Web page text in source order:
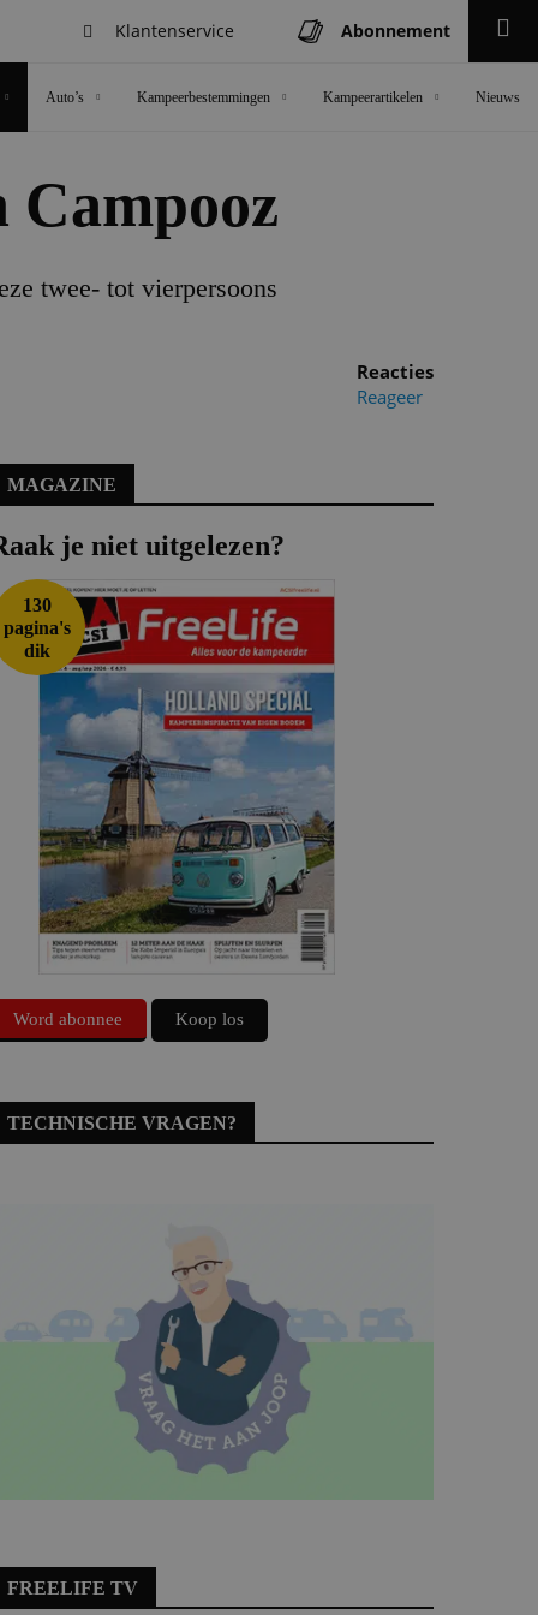
Klantenservice Abonnement
Auto’s Kampeerbestemmingen Kampeerartikelen Nieuws
Campooz
twee- tot vierpersoons
Reacties
Reageer
MAGAZINE
je niet uitgelezen?
130
pagina's
dik
Word abonnee Koop los
TECHNISCHE VRAGEN?
FREELIFE TV